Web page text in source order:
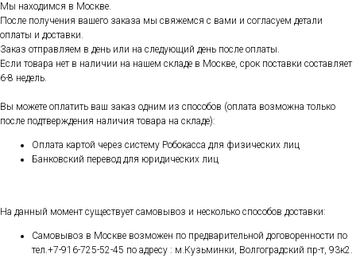
Мы находимся в Москве.
После получения вашего заказа мы свяжемся с вами и согласуем детали
оплаты и доставки.
Заказ отправляем в день или на следующий день после оплаты.
Если товара нет в наличии на нашем складе в Москве, срок поставки составляет
6-8 недель.
Вы можете оплатить ваш заказ одним из способов (оплата возможна только
после подтверждения наличия товара на складе):
Оплата картой через систему Робокасса для физических лиц
Банковский перевод для юридических лиц
На данный момент существует самовывоз и несколько способов доставки:
Самовывоз в Москве возможен по предварительной договоренности по
тел.+7-916-725-52-45 по адресу : м.Кузьминки, Волгоградский пр-т, 93к2.